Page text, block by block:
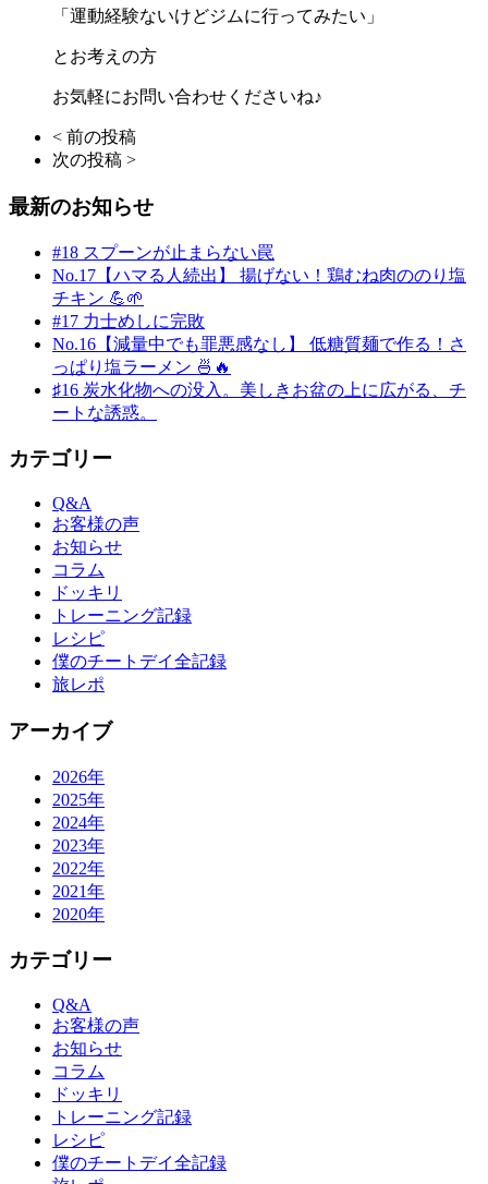
「運動経験ないけどジムに行ってみたい」
とお考えの方
お気軽にお問い合わせくださいね♪
< 前の投稿
次の投稿 >
最新のお知らせ
#18 スプーンが止まらない罠
No.17【ハマる人続出】 揚げない！鶏むね肉ののり塩
チキン 💪🌱
#17 力士めしに完敗
No.16【減量中でも罪悪感なし】 低糖質麺で作る！さ
っぱり塩ラーメン 🍜🔥
♯16 炭水化物への没入。美しきお盆の上に広がる、チ
ートな誘惑。
カテゴリー
Q&A
お客様の声
お知らせ
コラム
ドッキリ
トレーニング記録
レシピ
僕のチートデイ全記録
旅レポ
アーカイブ
2026年
2025年
2024年
2023年
2022年
2021年
2020年
カテゴリー
Q&A
お客様の声
お知らせ
コラム
ドッキリ
トレーニング記録
レシピ
僕のチートデイ全記録